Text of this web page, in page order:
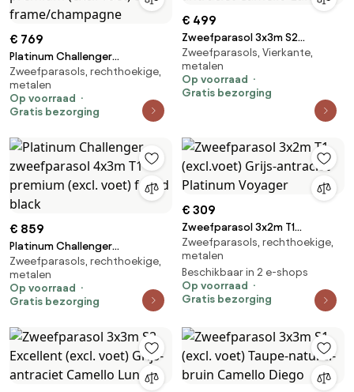
€ 769
Platinum Challenger
zweefparasol 4x3m T1 premium
(excl. voet) sand
frame/champagne
Zweefparasols, rechthoekige,
metalen
Op voorraad
Gratis bezorging
€ 499
Zweefparasol 3x3m S2
Excellent (excl. voet) Grijs-
antraciet Camello Luna
Zweefparasols, Vierkante,
metalen
Op voorraad
Gratis bezorging
€ 859
Platinum Challenger
zweefparasol 4x3m T1 premium
(excl. voet) faded black
Zweefparasols, rechthoekige,
metalen
Op voorraad
Gratis bezorging
€ 309
Zweefparasol 3x2m T1
(excl.voet) Grijs-antraciet
Platinum Voyager
Zweefparasols, rechthoekige,
metalen
Beschikbaar in 2 e-shops
Op voorraad
Gratis bezorging